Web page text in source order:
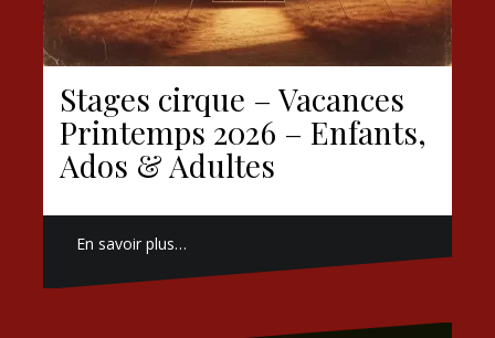
Stages cirque – Vacances
Printemps 2026 – Enfants,
Ados & Adultes
En savoir plus…